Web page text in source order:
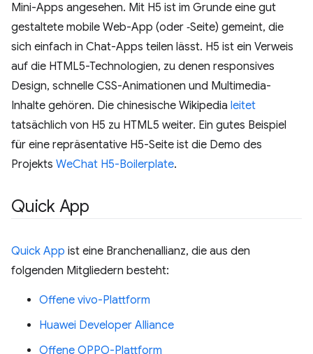
Mini-Apps angesehen. Mit H5 ist im Grunde eine gut
gestaltete mobile Web-App (oder ‑Seite) gemeint, die
sich einfach in Chat-Apps teilen lässt. H5 ist ein Verweis
auf die HTML5-Technologien, zu denen responsives
Design, schnelle CSS-Animationen und Multimedia-
Inhalte gehören. Die chinesische Wikipedia leitet
tatsächlich von H5 zu HTML5 weiter. Ein gutes Beispiel
für eine repräsentative H5-Seite ist die Demo des
Projekts WeChat H5-Boilerplate.
Quick App
Quick App ist eine Branchenallianz, die aus den
folgenden Mitgliedern besteht:
Offene vivo-Plattform
Huawei Developer Alliance
Offene OPPO-Plattform